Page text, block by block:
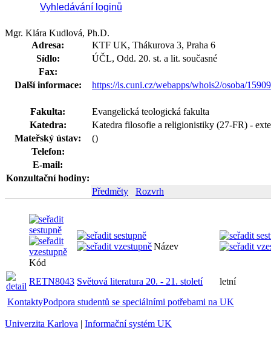
Vyhledávání loginů
Mgr. Klára Kudlová, Ph.D.
Adresa:
KTF UK, Thákurova 3, Praha 6
Sídlo:
ÚČL, Odd. 20. st. a lit. současné
Fax:
Další informace:
https://is.cuni.cz/webapps/whois2/osoba/
Fakulta:
Evangelická teologická fakulta
Katedra:
Katedra filosofie a religionistiky (27-FR) -
Mateřský ústav:
()
Telefon:
E-mail:
Konzultační hodiny:
Předměty
Rozvrh
Kód
Název
RETN8043 Světová literatura 20. - 21. století
letní
KontaktyPodpora studentů se speciálními potřebami na UK
Univerzita Karlova | Informační systém UK